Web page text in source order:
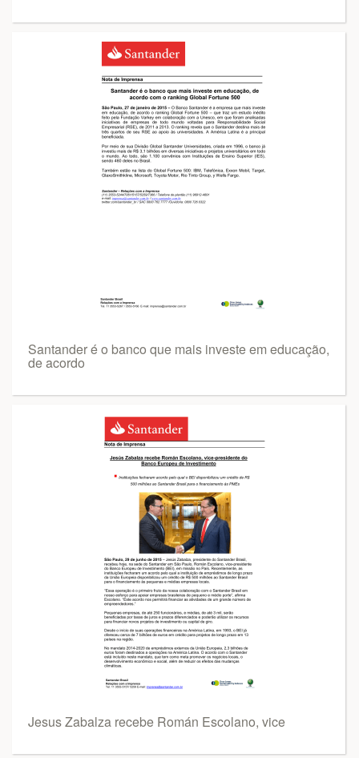
Santander é o banco que mais investe em educação,
de acordo
Jesus Zabalza recebe Román Escolano, vice